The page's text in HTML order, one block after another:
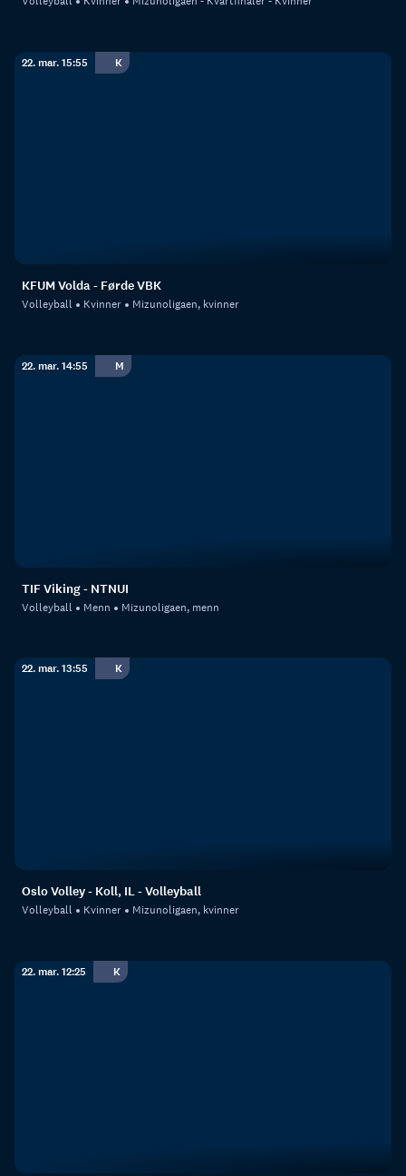
22. mar. 15:55 K
KFUM Volda - Førde VBK
Volleyball Kvinner Mizunoligaen, kvinner
22. mar. 14:55 M
TIF Viking - NTNUI
Volleyball Menn Mizunoligaen, menn
22. mar. 13:55 K
Oslo Volley - Koll, IL - Volleyball
Volleyball Kvinner Mizunoligaen, kvinner
22. mar. 12:25 K